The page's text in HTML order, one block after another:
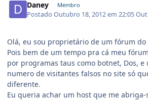
Daney Membro
PostadoOutubro 18, 2012 em 22:05Out
Olá, eu sou proprietário de um fórum
Pois bem de um tempo pra cá meu
por programas taus como botnet, Dos,
numero de visitantes falsos no site só
diferente.
Eu queria achar um host que me abriga-